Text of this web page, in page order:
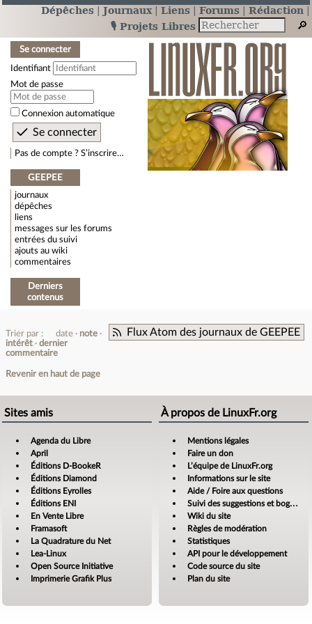
Dépêches Journaux Liens Forums
Rédaction
🎙️ Projets Libres
Se connecter
Identifiant
Mot de passe
Connexion automatique
Pas de compte ? S’inscrire…
GEEPEE
journaux
dépêches
liens
messages sur les forums
entrées du suivi
ajouts au wiki
commentaires
Derniers
contenus
Flux Atom des journaux de GEEPEE
Trier par : date
note
intérêt
dernier
commentaire
Revenir en haut de page
Sites amis
Agenda du Libre
April
Éditions D-BookeR
Éditions Diamond
Éditions Eyrolles
Éditions ENI
En Vente Libre
Framasoft
La Quadrature du Net
Lea-Linux
Open Source Initiative
Imprimerie Grafik Plus
À propos de LinuxFr.org
Mentions légales
Faire un don
L’équipe de LinuxFr.org
Informations sur le site
Aide / Foire aux questions
Suivi des suggestions et bogues
Wiki du site
Règles de modération
Statistiques
API pour le développement
Code source du site
Plan du site